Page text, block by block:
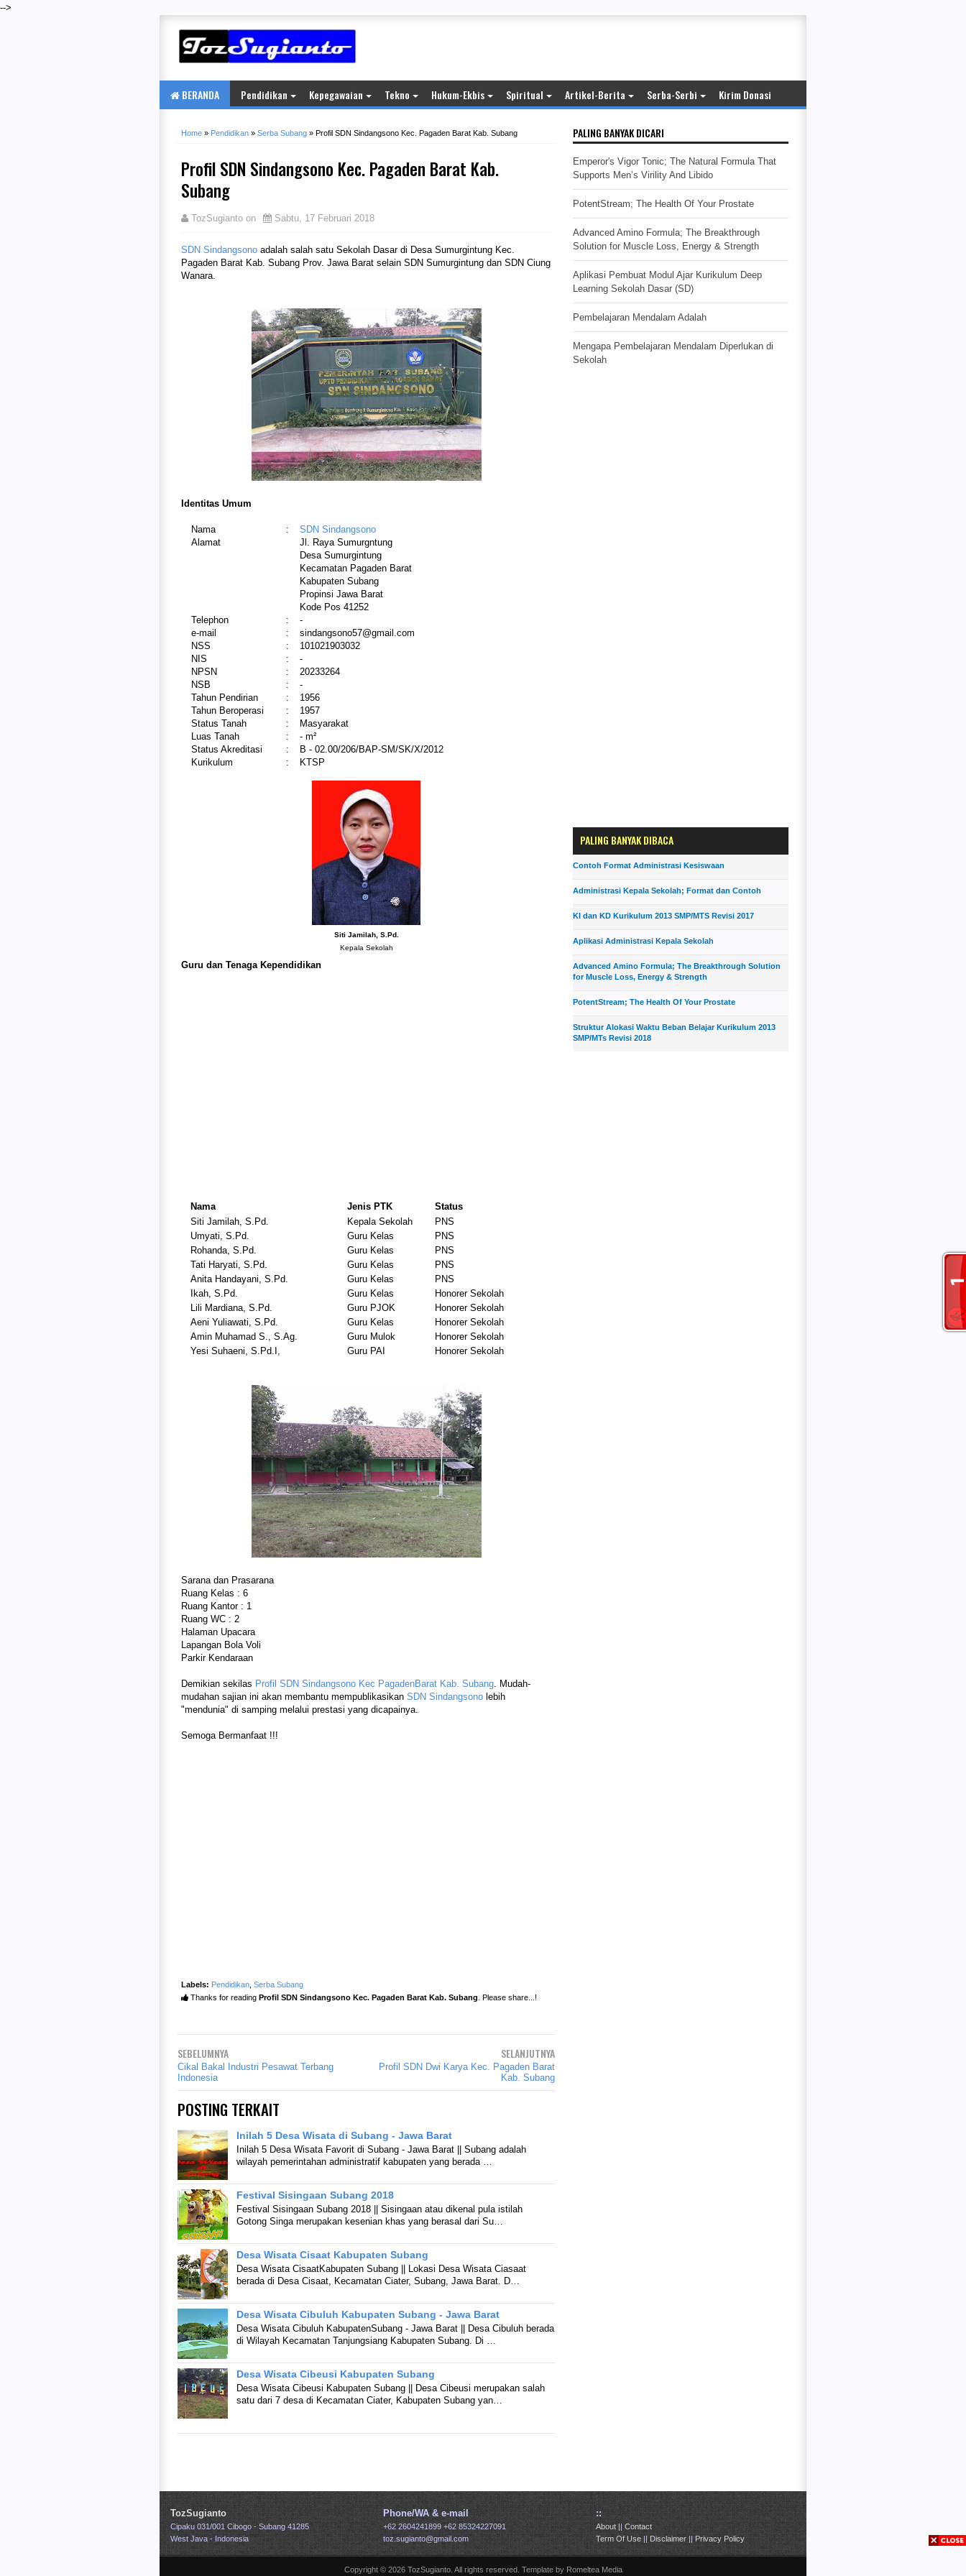
-->
BERANDA Pendidikan Kepegawaian Tekno Hukum-Ekbis Spiritual Artikel-Berita Serba-Serbi Kirim Donasi
Home » Pendidikan » Serba Subang » Profil SDN Sindangsono Kec. Pagaden Barat Kab. Subang
Profil SDN Sindangsono Kec. Pagaden Barat Kab.
Subang
TozSugianto on Sabtu, 17 Februari 2018
SDN Sindangsono adalah salah satu Sekolah Dasar di Desa Sumurgintung Kec.
Pagaden Barat Kab. Subang Prov. Jawa Barat selain SDN Sumurgintung dan SDN Ciung
Wanara.
Identitas Umum
Nama
Alamat
Telephon
e-mail
NSS
NIS
NPSN
NSB
Tahun Pendirian
Tahun Beroperasi
Status Tanah
Luas Tanah
Status Akreditasi
Kurikulum
:
:
:
:
:
:
:
:
:
:
:
:
:
SDN Sindangsono
Jl. Raya Sumurgntung
Desa Sumurgintung
Kecamatan Pagaden Barat
Kabupaten Subang
Propinsi Jawa Barat
Kode Pos 41252
-
sindangsono57@gmail.com
101021903032
-
20233264
-
1956
1957
Masyarakat
- m²
B - 02.00/206/BAP-SM/SK/X/2012
KTSP
Siti Jamilah, S.Pd.
Kepala Sekolah
Guru dan Tenaga Kependidikan
Nama Jenis PTK
Status
Siti Jamilah, S.Pd.
Kepala Sekolah
PNS
Umyati, S.Pd.
Guru Kelas
PNS
Rohanda, S.Pd.
Guru Kelas
PNS
Tati Haryati, S.Pd.
Guru Kelas
PNS
Anita Handayani, S.Pd.
Guru Kelas
PNS
Ikah, S.Pd.
Guru Kelas
Honorer Sekolah
Lili Mardiana, S.Pd.
Guru PJOK
Honorer Sekolah
Aeni Yuliawati, S.Pd.
Guru Kelas
Honorer Sekolah
Amin Muhamad S., S.Ag.
Guru Mulok
Honorer Sekolah
Yesi Suhaeni, S.Pd.I,
Guru PAI Honorer Sekolah
Sarana dan Prasarana
Ruang Kelas : 6
Ruang Kantor : 1
Ruang WC : 2
Halaman Upacara
Lapangan Bola Voli
Parkir Kendaraan
Demikian sekilas Profil SDN Sindangsono Kec PagadenBarat Kab. Subang . Mudah-
mudahan sajian ini akan membantu mempublikasikan SDN Sindangsono lebih
"mendunia" di samping melalui prestasi yang dicapainya.
Semoga Bermanfaat !!!
Labels: Pendidikan Serba Subang
Thanks for reading Profil SDN Sindangsono Kec. Pagaden Barat Kab. Subang . Please share...!
SEBELUMNYA
Cikal Bakal Industri Pesawat Terbang
Indonesia
SELANJUTNYA
Profil SDN Dwi Karya Kec. Pagaden Barat
Kab. Subang
POSTING TERKAIT
Inilah 5 Desa Wisata di Subang - Jawa Barat
Inilah 5 Desa Wisata Favorit di Subang - Jawa Barat || Subang adalah
wilayah pemerintahan administratif kabupaten yang berada …
Festival Sisingaan Subang 2018
Festival Sisingaan Subang 2018 || Sisingaan atau dikenal pula istilah
Gotong Singa merupakan kesenian khas yang berasal dari Su…
Desa Wisata Cisaat Kabupaten Subang
Desa Wisata CisaatKabupaten Subang || Lokasi Desa Wisata Ciasaat
berada di Desa Cisaat, Kecamatan Ciater, Subang, Jawa Barat. D…
Desa Wisata Cibuluh Kabupaten Subang - Jawa Barat
Desa Wisata Cibuluh KabupatenSubang - Jawa Barat || Desa Cibuluh berada
di Wilayah Kecamatan Tanjungsiang Kabupaten Subang. Di …
Desa Wisata Cibeusi Kabupaten Subang
Desa Wisata Cibeusi Kabupaten Subang || Desa Cibeusi merupakan salah
satu dari 7 desa di Kecamatan Ciater, Kabupaten Subang yan…
PALING BANYAK DICARI
Emperor's Vigor Tonic; The Natural Formula That
Supports Men’s Virility And Libido
PotentStream; The Health Of Your Prostate
Advanced Amino Formula; The Breakthrough
Solution for Muscle Loss, Energy & Strength
Aplikasi Pembuat Modul Ajar Kurikulum Deep
Learning Sekolah Dasar (SD)
Pembelajaran Mendalam Adalah
Mengapa Pembelajaran Mendalam Diperlukan di
Sekolah
PALING BANYAK DIBACA
Contoh Format Administrasi Kesiswaan
Administrasi Kepala Sekolah; Format dan Contoh
KI dan KD Kurikulum 2013 SMP/MTS Revisi 2017
Aplikasi Administrasi Kepala Sekolah
Advanced Amino Formula; The Breakthrough Solution
for Muscle Loss, Energy & Strength
PotentStream; The Health Of Your Prostate
Struktur Alokasi Waktu Beban Belajar Kurikulum 2013
SMP/MTs Revisi 2018
TozSugianto
Cipaku 031/001 Cibogo - Subang 41285
West Java - Indonesia
Phone/WA & e-mail
+62 2604241899 +62 85324227091
toz.sugianto@gmail.com
::
About|| Contact
Term Of Use|| Disclaimer|| Privacy Policy
Copyright © 2026 TozSugianto. All rights reserved. Template by Romeltea Media